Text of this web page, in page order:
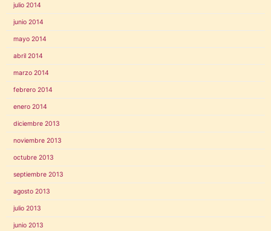
julio 2014
junio 2014
mayo 2014
abril 2014
marzo 2014
febrero 2014
enero 2014
diciembre 2013
noviembre 2013
octubre 2013
septiembre 2013
agosto 2013
julio 2013
junio 2013